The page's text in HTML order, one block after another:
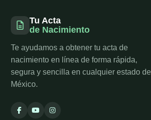
Tu Acta
de Nacimiento
Te ayudamos a obtener tu acta de
nacimiento en línea de forma rápida,
segura y sencilla en cualquier estado de
México.